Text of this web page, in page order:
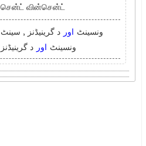
சென்ட் வின்சென்ட்
ونسینٹ اور د گرینیڈنز , سینٹ
ونسینٹ اور د گرینیڈنز